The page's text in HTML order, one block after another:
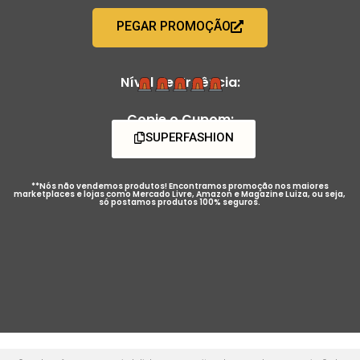
PEGAR PROMOÇÃO
Nível de Urgência:
Copie o Cupom:
SUPERFASHION
**Nós não vendemos produtos! Encontramos promoção nos maiores
marketplaces e lojas como Mercado Livre, Amazon e Magazine Luiza, ou seja,
só postamos produtos 100% seguros.